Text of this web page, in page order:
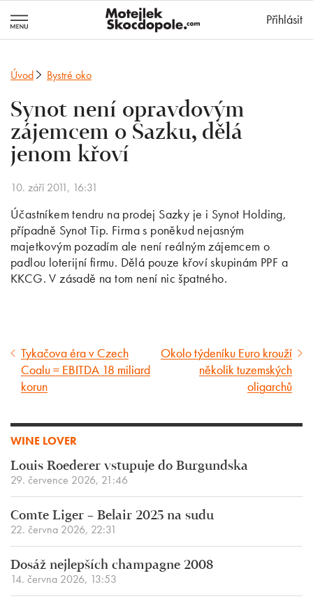
Přihlásit
Úvod Bystré oko
Synot není opravdovým
zájemcem o Sazku, dělá
jenom křoví
10. září 2011, 16:31
Účastníkem tendru na prodej Sazky je i Synot Holding,
případně Synot Tip. Firma s poněkud nejasným
majetkovým pozadím ale není reálným zájemcem o
padlou loterijní firmu. Dělá pouze křoví skupinám PPF a
KKCG. V zásadě na tom není nic špatného.
Předcházející
článek
Tykačova éra v Czech
Coalu = EBITDA 18 miliard
korun
Následující
článek
Okolo týdeníku Euro krouží
několik tuzemských
oligarchů
WINE LOVER
Louis Roederer vstupuje do Burgundska
29. července 2026, 21:46
Comte Liger – Belair 2025 na sudu
22. června 2026, 22:31
Dosáž nejlepších champagne 2008
14. června 2026, 13:53